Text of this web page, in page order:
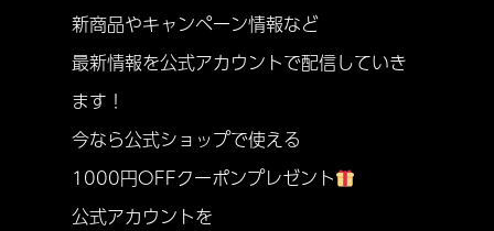
新商品やキャンペーン情報など
最新情報を公式アカウントで配信していき
ます！
今なら公式ショップで使える
1000円OFFクーポンプレゼント
公式アカウントを